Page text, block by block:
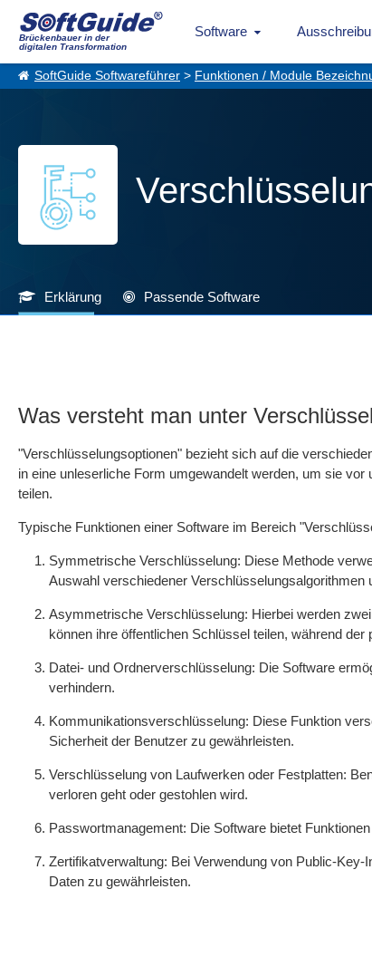
Brückenbauer in der
digitalen Transformation
Software
SoftGuide Softwareführer > Funktionen / Module
Erklärung Passende Software
Was versteht man unter
"Verschlüsselungsoptionen" bezieht sich auf die
in eine unleserliche Form umgewandelt werden, um sie
teilen.
Typische Funktionen einer Software im Bereich
Symmetrische Verschlüsselung: Diese Methode
Auswahl verschiedener
Asymmetrische Verschlüsselung: Hierbei werden
können ihre öffentlichen Schlüssel teilen, während
Datei- und Ordnerverschlüsselung: Die Software
verhindern.
Kommunikationsverschlüsselung: Diese Funktion
Sicherheit der Benutzer zu gewährleisten.
Verschlüsselung von Laufwerken oder Festplatten:
verloren geht oder gestohlen wird.
Passwortmanagement: Die Software bietet
Zertifikatverwaltung: Bei Verwendung von Public-
Daten zu gewährleisten.